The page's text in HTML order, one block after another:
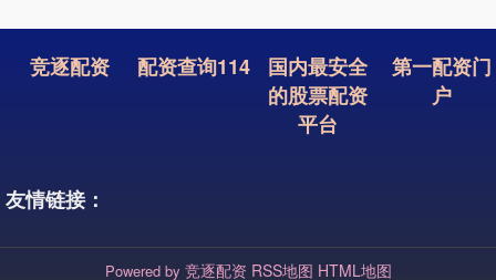
竞逐配资 配资查询114
国内最安全
的股票配资
平台
第一配资门
户
友情链接：
Powered by 竞逐配资 RSS地图 HTML地图